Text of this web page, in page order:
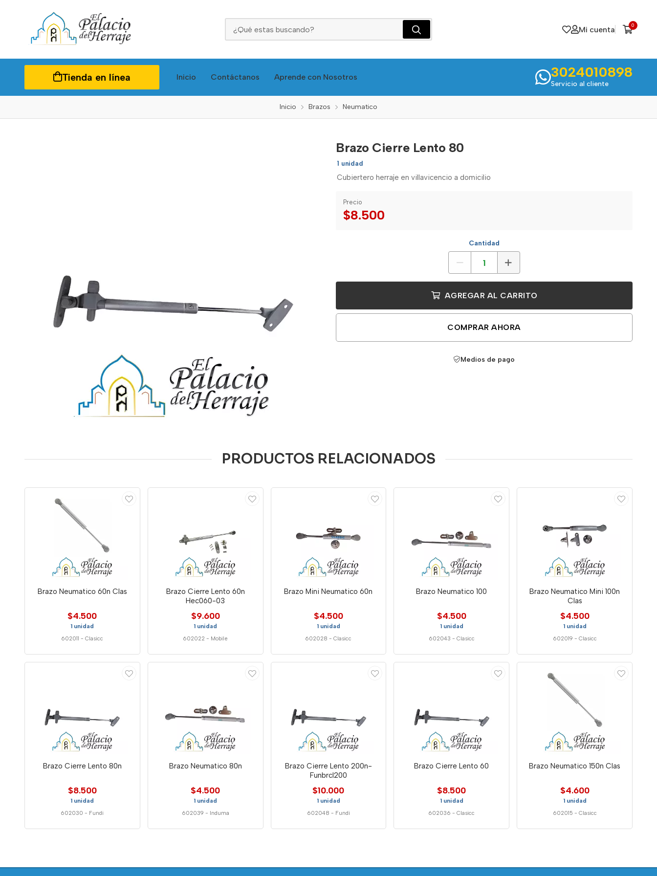
Mi cuenta 0
Tienda en línea Inicio Contáctanos Aprende con Nosotros 3024010898
Servicio al cliente
Inicio Brazos Neumatico
Brazo Cierre Lento 80
1 unidad
Cubiertero herraje en villavicencio a domicilio
Precio
$8.500
Cantidad
AGREGAR AL CARRITO
COMPRAR AHORA
Medios de pago
PRODUCTOS RELACIONADOS
Brazo Neumatico 60n Clas
$4.500
1 unidad
602011 -Clasicc
Brazo Cierre Lento 60n
Hec060-03
$9.600
1 unidad
602022 - Mobile
Brazo Mini Neumatico 60n
$4.500
1 unidad
602028 -Clasicc
Brazo Neumatico 100
$4.500
1 unidad
602043 - Clasicc
Brazo Neumatico Mini 100n
Clas
$4.500
1 unidad
602019 - Clasicc
Brazo Cierre Lento 80n
$8.500
1 unidad
602030 - Fundi
Brazo Neumatico 80n
$4.500
1 unidad
602039 - Induma
Brazo Cierre Lento 200n-
Funbrcl200
$10.000
1 unidad
602048 - Fundi
Brazo Cierre Lento 60
$8.500
1 unidad
602036 -Clasicc
Brazo Neumatico 150n Clas
$4.600
1 unidad
602015 - Clasicc